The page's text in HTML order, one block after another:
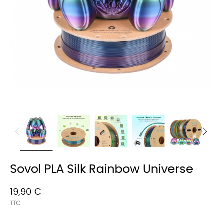
Sovol PLA Silk Rainbow Universe
19,90 €
TTC